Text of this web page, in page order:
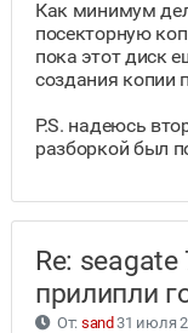
Как минимум
посекторную
пока этот диск
создания копии
P.S. надеюсь
разборкой был
Re:
прилипли
От: sand 31 июля